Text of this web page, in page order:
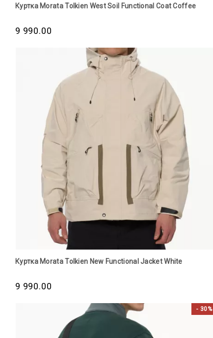
Куртка Morata Tolkien West Soil Functional Сoat Coffee
9 990.00
Куртка Morata Tolkien New Functional Jacket White
9 990.00
- 30%